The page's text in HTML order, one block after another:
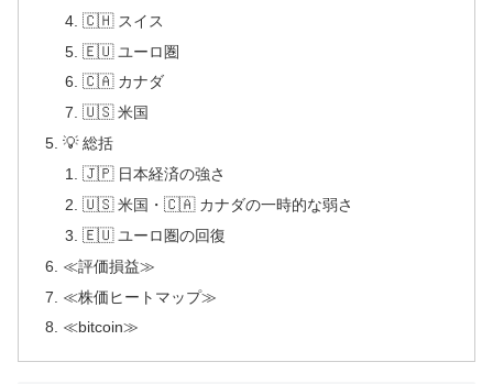
🇨🇭 スイス
🇪🇺 ユーロ圏
🇨🇦 カナダ
🇺🇸 米国
💡 総括
🇯🇵 日本経済の強さ
🇺🇸 米国・🇨🇦 カナダの一時的な弱さ
🇪🇺 ユーロ圏の回復
≪評価損益≫
≪株価ヒートマップ≫
≪bitcoin≫